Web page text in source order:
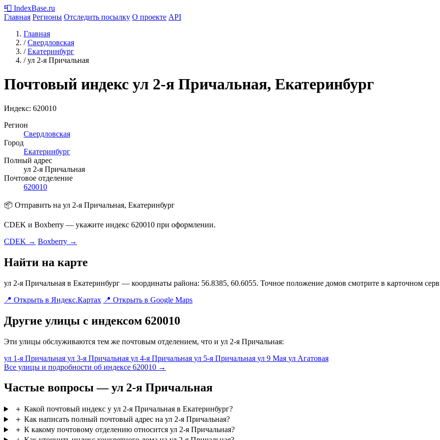
📮 IndexBase.ru
Главная Регионы Отследить посылку О проекте API
Главная
/ Свердловская
/ Екатеринбург
/ ул 2-я Причальная
Почтовый индекс ул 2-я Причальная, Екатеринбург
Индекс: 620010
Регион
Свердловская
Город
Екатеринбург
Полный адрес
ул 2-я Причальная
Почтовое отделение
620010
📦 Отправить на ул 2-я Причальная, Екатеринбург
CDEK и Boxberry — укажите индекс 620010 при оформлении.
CDEK → Boxberry →
Найти на карте
ул 2-я Причальная в Екатеринбург — координаты района: 56.8385, 60.6055. Точное положение домов смотрите в карточном
📍 Открыть в Яндекс.Картах 📍 Открыть в Google Maps
Другие улицы с индексом 620010
Эти улицы обслуживаются тем же почтовым отделением, что и ул 2-я Причальная:
ул 1-я Причальная ул 3-я Причальная ул 4-я Причальная ул 5-я Причальная ул 9 Мая ул Агатовая
Все улицы и подробности об индексе 620010 →
Частые вопросы — ул 2-я Причальная
＋ Какой почтовый индекс у ул 2-я Причальная в Екатеринбург?
＋ Как написать полный почтовый адрес на ул 2-я Причальная?
＋ К какому почтовому отделению относится ул 2-я Причальная?